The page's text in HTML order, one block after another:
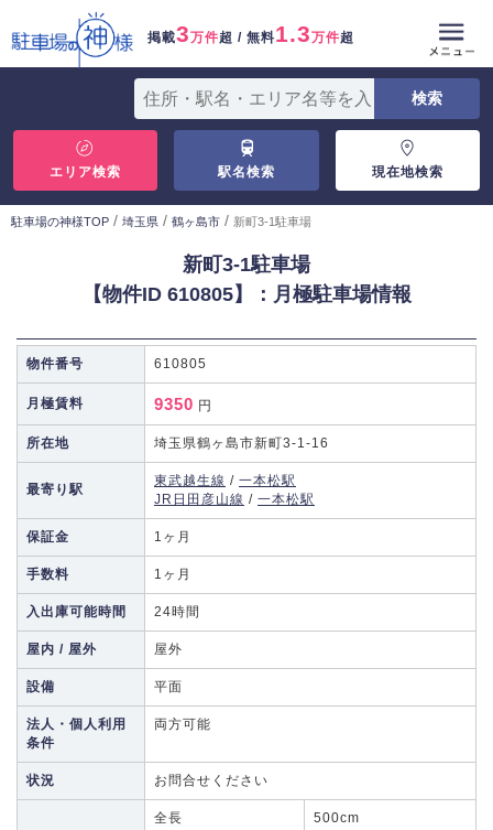
掲載3万件超 / 無料1.3万件超
エリア検索 駅名検索 現在地検索
駐車場の神様TOP / 埼玉県 / 鶴ヶ島市 / 新町3-1駐車場
新町3-1駐車場
【物件ID 610805】：月極駐車場情報
物件番号 610805
月極賃料 9350 円
所在地 埼玉県鶴ヶ島市新町3-1-16
最寄り駅
東武越生線 / 一本松駅
JR日田彦山線 / 一本松駅
保証金 1ヶ月
手数料 1ヶ月
入出庫可能時間 24時間
屋内 / 屋外 屋外
設備 平面
法人・個人利用
条件
両方可能
状況 お問合せください
全長 500cm